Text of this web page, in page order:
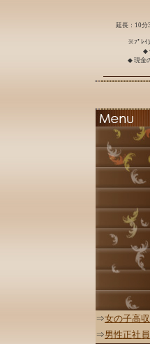
延長：10分
※ﾌﾟﾚｲ
◆
◆ 現金
⇒女の子高
⇒男性正社